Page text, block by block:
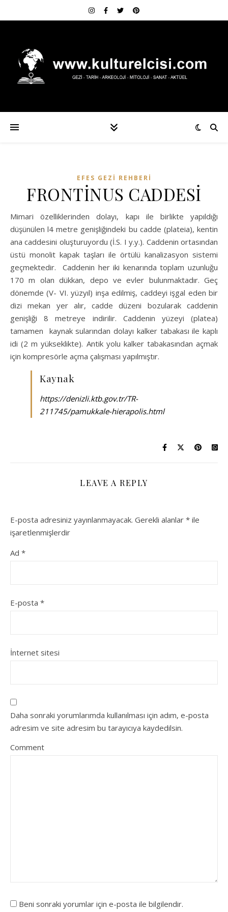
EFES GEZI REHBERI
FRONTİNUS CADDESİ
Mimari özelliklerinden dolayı, kapı ile birlikte yapıldığı
düşünülen l4 metre genişliğindeki bu cadde (plateia), kentin
ana caddesini oluşturuyordu (İ.S. I y.y.). Caddenin ortasından
üstü monolit kapak taşları ile örtülü kanalizasyon sistemi
geçmektedir. Caddenin her iki kenarında toplam uzunluğu
170 m olan dükkan, depo ve evler bulunmaktadır. Geç
dönemde (V- VI. yüzyıl) inşa edilmiş, caddeyi işgal eden bir
dizi mekan yer alır, cadde düzeni bozularak caddenin
genişliği 8 metreye indirilir. Caddenin yüzeyi (platea)
tamamen kaynak sularından dolayı kalker tabakası ile kaplı
idi (2 m yükseklikte). Antik yolu kalker tabakasından açmak
için kompresörle açma çalışması yapılmıştır.
Kaynak
https://denizli.ktb.gov.tr/TR-
211745/pamukkale-hierapolis.html
LEAVE A REPLY
E-posta adresiniz yayınlanmayacak. Gerekli alanlar * ile
işaretlenmişlerdir
Ad *
E-posta *
İnternet sitesi
Daha sonraki yorumlarımda kullanılması için adım, e-posta
adresim ve site adresim bu tarayıcıya kaydedilsin.
Comment
Beni sonraki yorumlar için e-posta ile bilgilendir.